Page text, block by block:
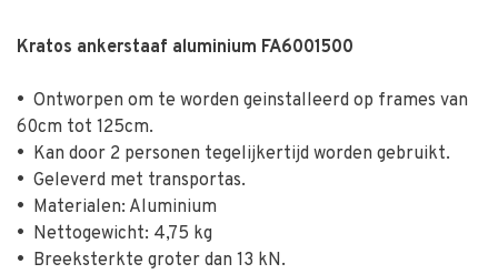
Kratos ankerstaaf aluminium FA6001500
• Ontworpen om te worden geinstalleerd op frames van
60cm tot 125cm.
• Kan door 2 personen tegelijkertijd worden gebruikt.
• Geleverd met transportas.
• Materialen: Aluminium
• Nettogewicht: 4,75 kg
• Breeksterkte groter dan 13 kN.